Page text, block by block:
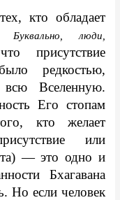
кто обладает
Буквально, люди,
присутствие
редкостью,
Вселенную.
Его стопам
кто желает
или
— это одно и
Бхагавана
Но если человек